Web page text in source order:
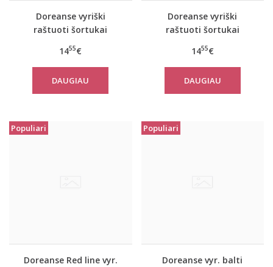
Doreanse vyriški
raštuoti šortukai
1455€
DAUGIAU
Doreanse vyriški
raštuoti šortukai
1455€
DAUGIAU
Populiari
Doreanse Red line vyr.
Populiari
Doreanse vyr. balti